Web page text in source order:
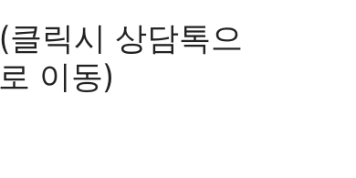
(클릭시 상담톡으
로 이동)